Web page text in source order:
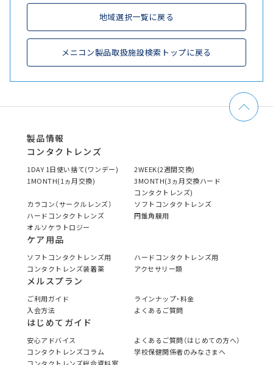
地域選択一覧に戻る
メニコン製品取扱施設検索トップに戻る
製品情報
コンタクトレンズ
1DAY 1日使い捨て(ワンデー)
2WEEK(2週間交換)
1MONTH(1ヵ月交換)
3MONTH(3ヵ月交換ハード
コンタクトレンズ)
カラコン（サークルレンズ）
ソフトコンタクトレンズ
ハードコンタクトレンズ
円錐角膜用
オルソケラトロジー
ケア用品
ソフトコンタクトレンズ用
ハードコンタクトレンズ用
コンタクトレンズ装着薬
アクセサリー類
メルスプラン
ご利用ガイド
ラインナップ・料金
入会方法
よくあるご質問
はじめてガイド
安心アドバイス
よくあるご質問（はじめての方へ）
コンタクトレンズコラム
学校保健関係者のみなさまへ